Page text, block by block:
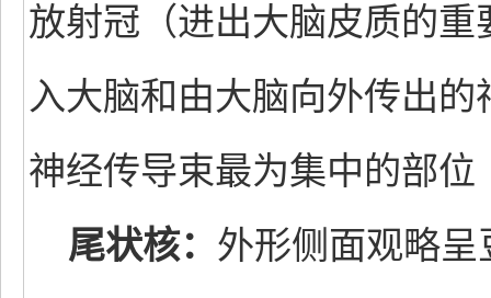
放射冠（进出大脑皮质的
入大脑和由大脑向外传出
神经传导束最为集中的部
尾状核： 外形侧面观略